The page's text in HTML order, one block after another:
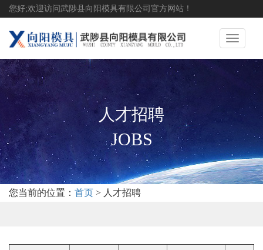
您好;欢迎访问武陟县向阳模具有限公司官方网站！
Toggle
人才招聘
JOBS
您当前的位置： 首页 > 人才招聘